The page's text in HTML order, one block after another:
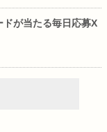
が当たる毎日応募X